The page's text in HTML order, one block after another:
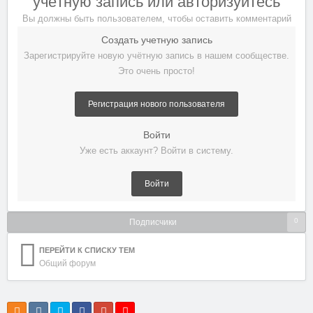
Вы должны быть пользователем, чтобы оставить комментарий
Создать учетную запись
Зарегистрируйте новую учётную запись в нашем сообществе.
Это очень просто!
Регистрация нового пользователя
Войти
Уже есть аккаунт? Войти в систему.
Войти
Подписчики 0
ПЕРЕЙТИ К СПИСКУ ТЕМ
Общий форум